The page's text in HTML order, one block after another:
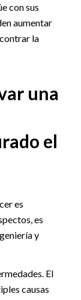
con sus
aumentar
la
una
el
es
es
y
El
causas